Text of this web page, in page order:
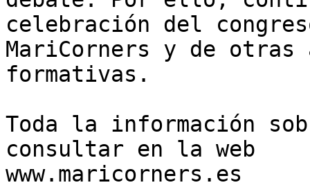
celebración del
MariCorners y de otras
formativas.
Toda la información
consultar en la web
www.maricorners.es